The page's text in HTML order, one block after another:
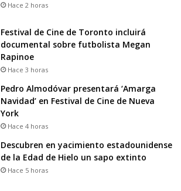
Hace 2 horas
Festival de Cine de Toronto incluirá
documental sobre futbolista Megan
Rapinoe
Hace 3 horas
Pedro Almodóvar presentará ‘Amarga
Navidad’ en Festival de Cine de Nueva
York
Hace 4 horas
Descubren en yacimiento estadounidense
de la Edad de Hielo un sapo extinto
Hace 5 horas